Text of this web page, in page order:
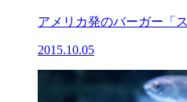
アメリカ発のバーガー「
2015.10.05